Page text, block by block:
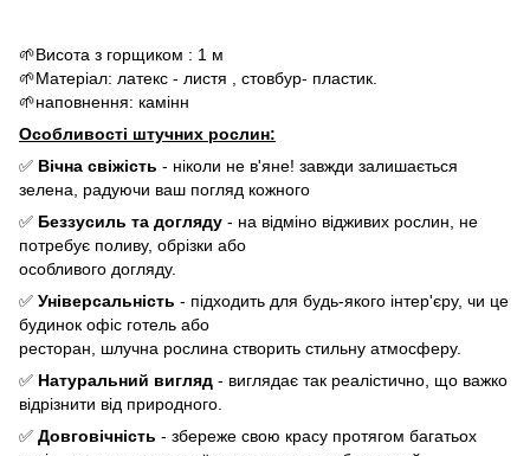
🌱Висота з горщиком : 1 м
🌱Матеріал: латекс - листя , стовбур- пластик.
🌱наповнення: камінн
Особливості штучних рослин:
✅ Вічна свіжість - ніколи не в'яне! завжди залишається
зелена, радуючи ваш погляд кожного
✅ Беззусиль та догляду - на відміно відживих рослин, не
потребує поливу, обрізки або
особливого догляду.
✅ Універсальність - підходить для будь-якого інтер'єру, чи це
будинок офіс готель або
ресторан, шлучна рослина створить стильну атмосферу.
✅ Натуральний вигляд - виглядає так реалістично, що важко
відрізнити від природного.
✅ Довговічність - збереже свою красу протягом багатьох